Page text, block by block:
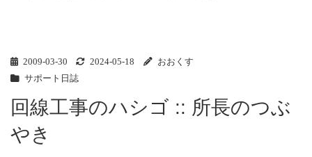
2009-03-30 2024-05-18
おおくす
サポート日誌
回線工事のハシゴ :: 所長のつぶ
やき